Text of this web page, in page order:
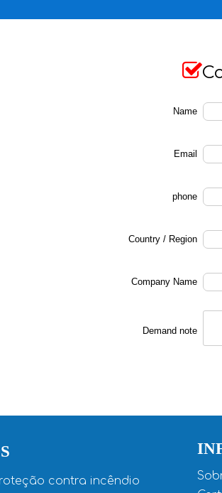

Name
Email
phone
Country / Region
Company Name
Demand note
contra incêndio